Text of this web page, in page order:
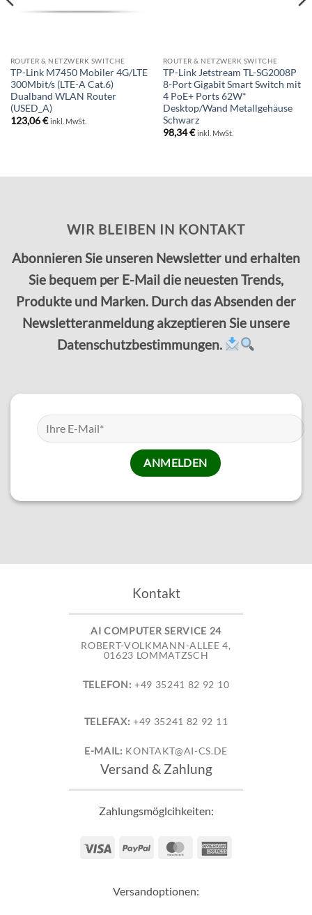
ROUTER & NETZWERK SWITCHE
TP-Link M7450 Mobiler 4G/LTE
300Mbit/s (LTE-A Cat.6)
Dualband WLAN Router
(USED_A)
123,06€ inkl. MwSt.
ROUTER & NETZWERK SWITCHE
TP-Link Jetstream TL-SG2008P
8-Port Gigabit Smart Switch mit
4 PoE+ Ports 62W*
Desktop/Wand Metallgehäuse
Schwarz
98,34€ inkl. MwSt.
WIR BLEIBEN IN KONTAKT
Abonnieren Sie unseren Newsletter und erhalten
Sie bequem per E-Mail die neuesten Trends,
Produkte und Marken. Durch das Absenden der
Newsletteranmeldung akzeptieren Sie unsere
Datenschutzbestimmungen.
Kontakt
AI COMPUTER SERVICE 24
ROBERT-VOLKMANN-ALLEE 4,
01623 LOMMATZSCH
TELEFON: +49 35241 82 92 10
TELEFAX: +49 35241 82 92 11
E-MAIL: KONTAKT@AI-CS.DE
Versand & Zahlung
Zahlungsmöglcihkeiten:
Visa PayPal MasterCard
Versandoptionen: